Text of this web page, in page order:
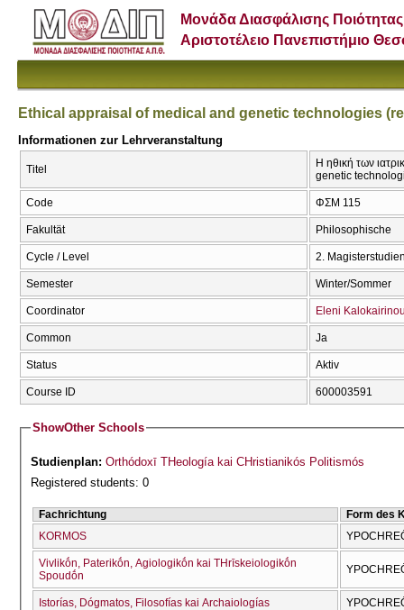
Μονάδα Διασφάλισης Ποιότητας
Αριστοτέλειο Πανεπιστήμιο
Ethical appraisal of medical and genetic technologies
Informationen zur Lehrveranstaltung
Titel
Η ηθική των
genetic
Code ΦΣΜ 115
Fakultät Philosophische
Cycle / Level 2.
Semester Winter/Sommer
Coordinator Eleni
Common Ja
Status Aktiv
Course ID 600003591
ShowOther Schools
Studienplan:Orthódoxī THeología kai CΗristianikós Politismós
Registered students: 0
Fachrichtung
Form des
KORMOS
Vivlikṓn, Paterikṓn, Agiologikṓn kai THrīskeiologikṓn
Spoudṓn
Istorías, Dógmatos, Filosofías kai Archaiologías